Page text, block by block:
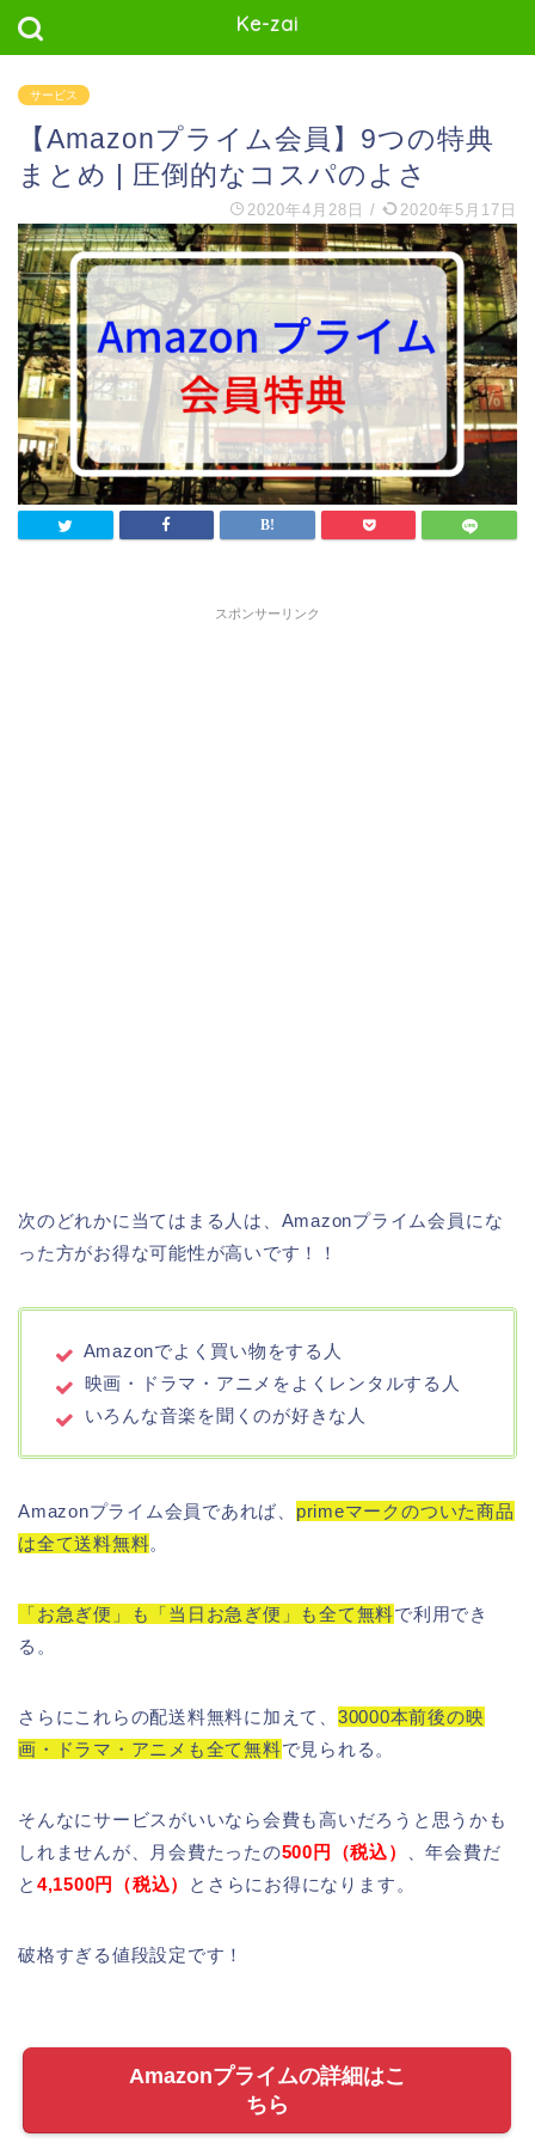
Ke-zai
サービス
【Amazonプライム会員】9つの特典
まとめ | 圧倒的なコスパのよさ
2020年4月28日 / 2020年5月17日
スポンサーリンク
次のどれかに当てはまる人は、Amazonプライム会員にな
った方がお得な可能性が高いです！！
Amazonでよく買い物をする人
映画・ドラマ・アニメをよくレンタルする人
いろんな音楽を聞くのが好きな人
Amazonプライム会員であれば、 primeマークのついた商品
は全て送料無料。
「お急ぎ便」も「当日お急ぎ便」も全て無料で利用でき
る。
さらにこれらの配送料無料に加えて、 30000本前後の映
画・ドラマ・アニメも全て無料で見られる。
そんなにサービスがいいなら会費も高いだろうと思うかも
しれませんが、月会費たったの500円（税込）
、年会費だ
と 4,1500円（税込） とさらにお得になります。
破格すぎる値段設定です！
Amazonプライムの詳細はこ
ちら